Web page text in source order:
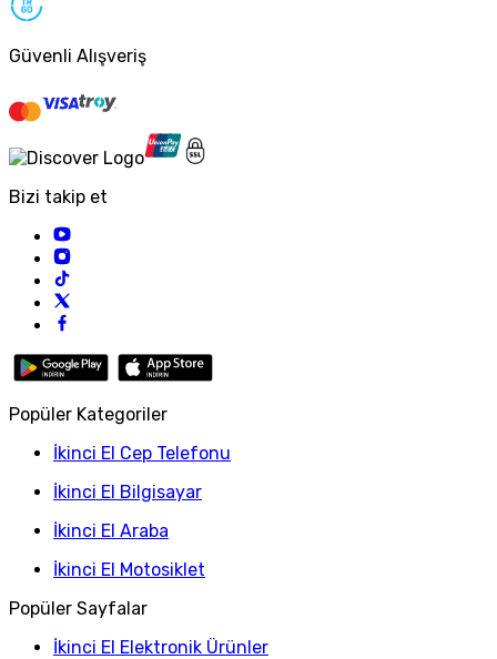
Güvenli Alışveriş
Bizi takip et
Popüler Kategoriler
İkinci El Cep Telefonu
İkinci El Bilgisayar
İkinci El Araba
İkinci El Motosiklet
Popüler Sayfalar
İkinci El Elektronik Ürünler